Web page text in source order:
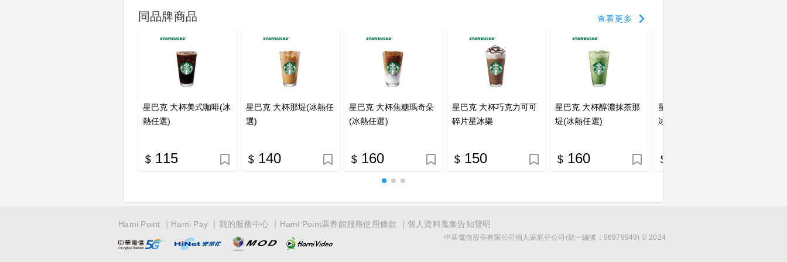
同品牌商品 查看更多
星巴克 大杯美式咖啡(冰
熱任選)
115
星巴克 大杯那堤(冰熱任
選)
140
星巴克 大杯焦糖瑪奇朵
(冰熱任選)
160
星巴克 大杯巧克力可可
碎片星冰樂
150
星巴克 大杯醇濃抹茶那
堤(冰熱任選)
160
星巴克 大杯醇濃抹茶星
冰樂
Hami Point Hami Pay 我的服務中心 Hami Point票券館服務使用條款 個人資料蒐集告知聲明
中華電信股份有限公司個人家庭分公司(統一編號：96979949) © 2024